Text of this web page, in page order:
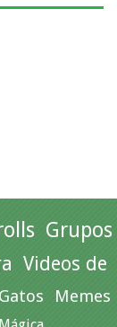
Grupos
Videos de
Gatos Memes